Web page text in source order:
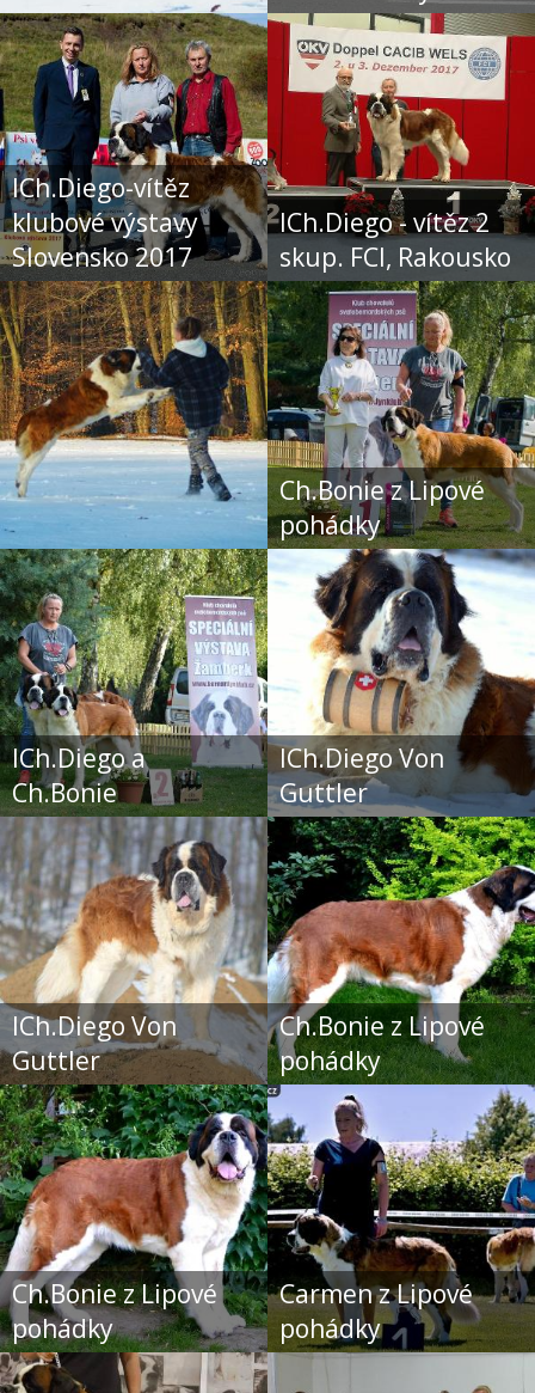
ICh.Diego-vítěz
klubové výstavy
Slovensko 2017
ICh.Diego - vítěz 2
skup. FCI, Rakousko
Ch.Bonie z Lipové
pohádky
ICh.Diego a
Ch.Bonie
ICh.Diego Von
Guttler
ICh.Diego Von
Guttler
Ch.Bonie z Lipové
pohádky
Ch.Bonie z Lipové
pohádky
Carmen z Lipové
pohádky